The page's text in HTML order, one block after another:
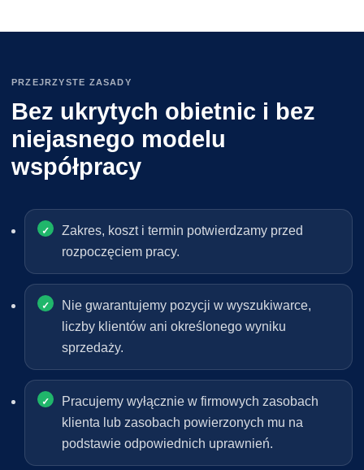
PRZEJRZYSTE ZASADY
Bez ukrytych obietnic i bez
niejasnego modelu
współpracy
Zakres, koszt i termin potwierdzamy przed
rozpoczęciem pracy.
Nie gwarantujemy pozycji w wyszukiwarce,
liczby klientów ani określonego wyniku
sprzedaży.
Pracujemy wyłącznie w firmowych zasobach
klienta lub zasobach powierzonych mu na
podstawie odpowiednich uprawnień.